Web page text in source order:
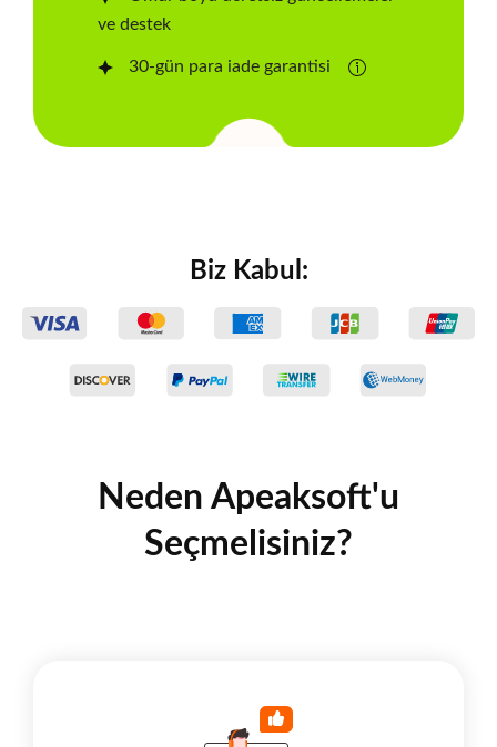
ve destek
30-gün para iade garantisi
Biz Kabul:
Neden Apeaksoft'u
Seçmelisiniz?